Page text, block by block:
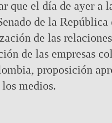
que el día de ayer a
de la
de las
de las empresas
proposición
medios.